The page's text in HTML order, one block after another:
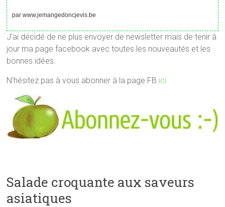
par www.jemangedoncjevis.be
J’ai décidé de ne plus envoyer de newsletter mais de tenir à
jour ma page facebook avec toutes les nouveautés et les
bonnes idées.
N’hésitez pas à vous abonner à la page FB ici
Salade croquante aux saveurs
asiatiques